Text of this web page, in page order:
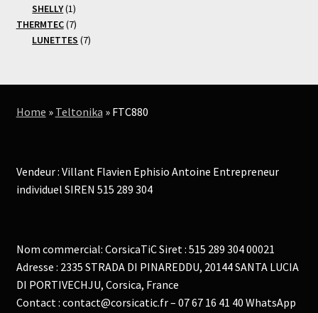
SHELLY 11
produit
THERMTEC 77
produits
LUNETTES 77
Home » Teltonika »FTC880
Vendeur : Villant Flavien Ephisio Antoine Entrepreneur
individuel SIREN 515 289 304
Nom commercial: CorsicaTiC Siret : 515 289 304 00021
Adresse : 2335 STRADA DI PINAREDDU, 20144 SANTA LUCIA
DI PORTIVECHJU, Corsica, France
Contact : contact@corsicatic.fr – 07 67 16 41 40 WhatsApp